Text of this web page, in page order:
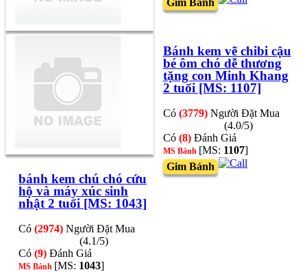
Gim Bánh
Bánh kem vẽ chibi cậu
bé ôm chó dễ thương
tặng con Minh Khang
2 tuổi [MS: 1107]
Có (3779)Người Đặt Mua
(4.0/5)
Có(8) Đánh Giá
MS Bánh [MS: 1107]
Gim Bánh
bánh kem chú chó cứu
hộ và máy xúc sinh
nhật 2 tuổi [MS: 1043]
Có(2974) Người Đặt Mua
(4.1/5)
Có (9)Đánh Giá
MS Bánh [MS: 1043]